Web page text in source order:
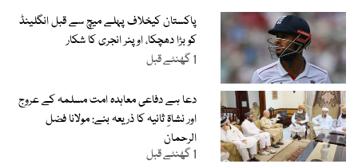
پاکستان کیخلاف پہلے میچ سے قبل انگلینڈ
کو بڑا دھچکا، اوپنر انجری کا شکار
1 گھنٹے قبل
دعا ہے دفاعی معاہدہ امت مسلمہ کے عروج
اور نشاۃِ ثانیہ کا ذریعہ بنے: مولانا فضل
الرحمان
1 گھنٹے قبل